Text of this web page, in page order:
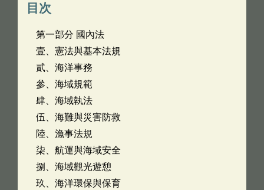
目次
第一部分 國內法
壹、憲法與基本法規
貳、海洋事務
參、海域規範
肆、海域執法
伍、海難與災害防救
陸、漁事法規
柒、航運與海域安全
捌、海域觀光遊憩
玖、海洋環保與保育